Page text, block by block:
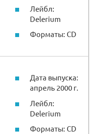
Лейбл:
Delerium
Форматы: CD
Дата выпуска:
апрель 2000 г.
Лейбл:
Delerium
Форматы: CD